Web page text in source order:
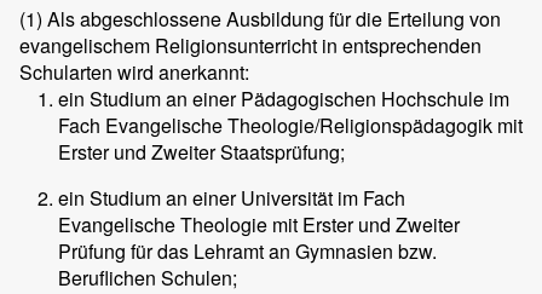
(1) Als abgeschlossene Ausbildung für die Erteilung von
evangelischem Religionsunterricht in entsprechenden
Schularten wird anerkannt:
ein Studium an einer Pädagogischen Hochschule im
Fach Evangelische Theologie/Religionspädagogik mit
Erster und Zweiter Staatsprüfung;
ein Studium an einer Universität im Fach
Evangelische Theologie mit Erster und Zweiter
Prüfung für das Lehramt an Gymnasien bzw.
Beruflichen Schulen;